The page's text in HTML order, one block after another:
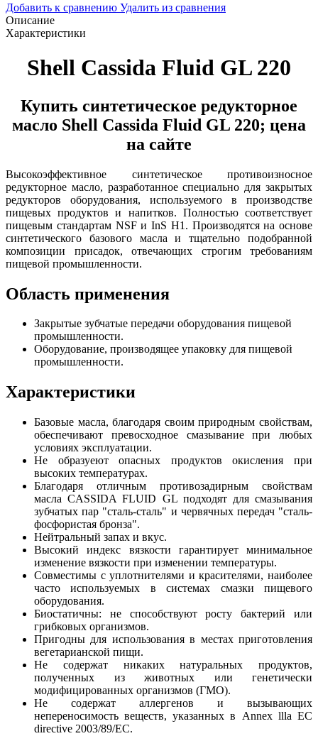
Добавить к сравнению Удалить из сравнения
Описание
Характеристики
Shell Cassida Fluid GL 220
Купить синтетическое редукторное
масло Shell Cassida Fluid GL 220; цена
на сайте
Высокоэффективное синтетическое противоизносное
редукторное масло, разработанное специально для закрытых
редукторов оборудования, используемого в производстве
пищевых продуктов и напитков. Полностью соответствует
пищевым стандартам NSF и InS H1. Производятся на основе
синтетического базового масла и тщательно подобранной
композиции присадок, отвечающих строгим требованиям
пищевой промышленности.
Область применения
Закрытые зубчатые передачи оборудования пищевой
промышленности.
Оборудование, производящее упаковку для пищевой
промышленности.
Характеристики
Базовые масла, благодаря своим природным свойствам,
обеспечивают превосходное смазывание при любых
условиях эксплуатации.
Не образуеют опасных продуктов окисления при
высоких температурах.
Благодаря отличным противозадирным свойствам
масла CASSIDA FLUID GL подходят для смазывания
зубчатых пар "сталь-сталь" и червячных передач "сталь-
фосфористая бронза".
Нейтральный запах и вкус.
Высокий индекс вязкости гарантирует минимальное
изменение вязкости при изменении температуры.
Совместимы с уплотнителями и красителями, наиболее
часто используемых в системах смазки пищевого
оборудования.
Биостатичны: не способствуют росту бактерий или
грибковых организмов.
Пригодны для использования в местах приготовления
вегетарианской пищи.
Не содержат никаких натуральных продуктов,
полученных из животных или генетически
модифицированных организмов (ГМО).
Не содержат аллергенов и вызывающих
непереносимость веществ, указанных в Annex llla EC
directive 2003/89/EC.